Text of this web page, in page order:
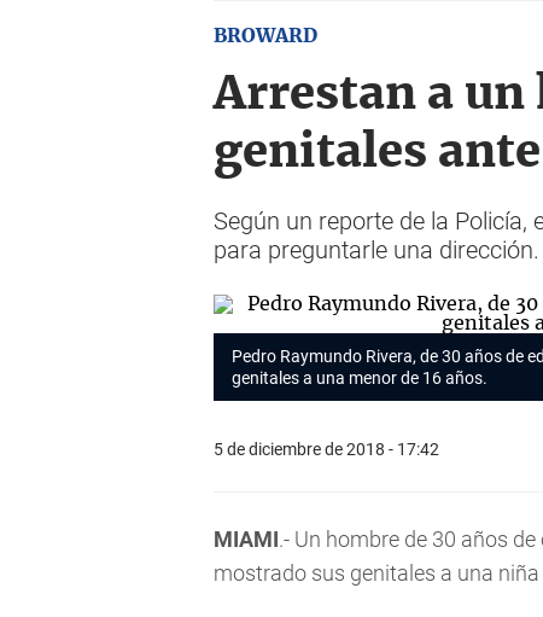
BROWARD
Arrestan a un
genitales
Según un reporte de la
para preguntarle una
Pedro Raymundo Rivera, de 30 años de
genitales a una menor de 16 años.
5 de diciembre de 2018 - 17:42
MIAMI.- Un hombre de 30 años
mostrado sus genitales a una